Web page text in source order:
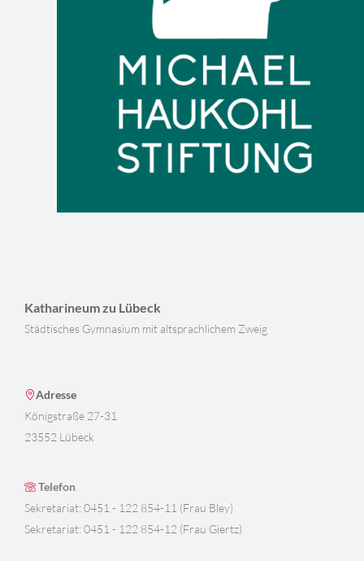
Katharineum zu Lübeck
Städtisches Gymnasium mit altsprachlichem Zweig
Adresse
Königstraße 27-31
23552 Lübeck
Telefon
Sekretariat: 0451 - 122 854-11 (Frau Bley)
Sekretariat: 0451 - 122 854-12 (Frau Giertz)